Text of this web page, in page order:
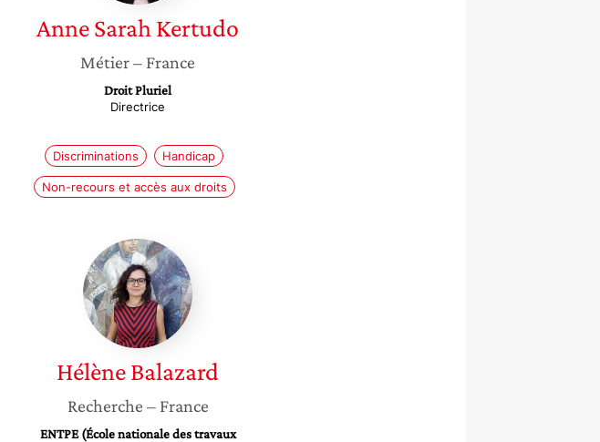
Anne Sarah Kertudo
Métier– France
Droit Pluriel
Directrice
Discriminations Handicap
Non-recours et accès aux droits
Hélène
Balazard
HélèneBalazard
Recherche – France
ENTPE (École nationale des travaux